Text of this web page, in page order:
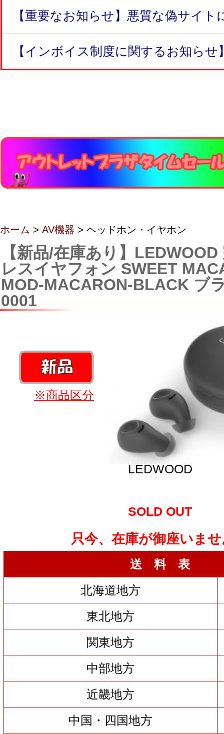
【重要なお知らせ】悪質な偽サイト
【インボイス制度に関するお知らせ
ホーム > AV機器 > ヘッドホン・イヤホン
【新品/在庫あり】
レスイヤフォン SWEET
MOD-MACARON-BLACK ブ
0001
※商品区分
LEDWOOD
SOLD OUT
只今、在庫が御座いま
送 料 表
北海道地方
東北地方
関東地方
中部地方
近畿地方
中国・四国地方